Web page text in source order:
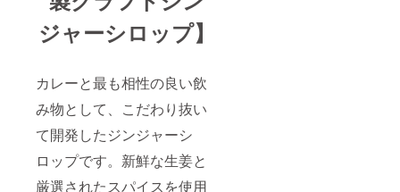
ジャーシロップ】
カレーと最も相性の良い飲
み物として、こだわり抜い
て開発したジンジャーシ
ロップです。新鮮な生姜と
厳選されたスパイスを使用